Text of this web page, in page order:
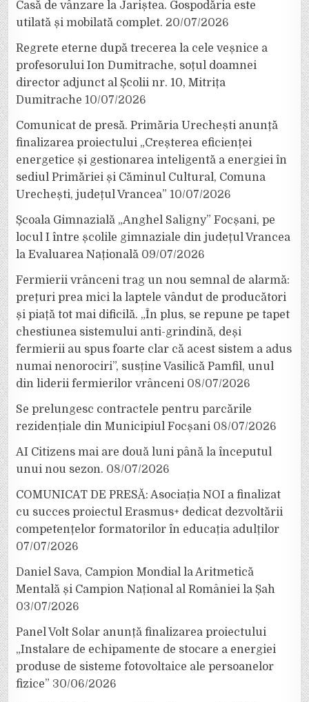
Casă de vânzare la Jariștea. Gospodăria este
utilată și mobilată complet. 20/07/2026
Regrete eterne după trecerea la cele veșnice a
profesorului Ion Dumitrache, soțul doamnei
director adjunct al Școlii nr. 10, Mitrița
Dumitrache 10/07/2026
Comunicat de presă. Primăria Urechești anunță
finalizarea proiectului „Creșterea eficienței
energetice și gestionarea inteligentă a energiei în
sediul Primăriei și Căminul Cultural, Comuna
Urechești, județul Vrancea” 10/07/2026
Școala Gimnazială „Anghel Saligny” Focșani, pe
locul I între școlile gimnaziale din județul Vrancea
la Evaluarea Națională 09/07/2026
Fermierii vrânceni trag un nou semnal de alarmă:
prețuri prea mici la laptele vândut de producători
și piață tot mai dificilă. „În plus, se repune pe tapet
chestiunea sistemului anti-grindină, deși
fermierii au spus foarte clar că acest sistem a adus
numai nenorociri”, susține Vasilică Pamfil, unul
din liderii fermierilor vrânceni 08/07/2026
Se prelungesc contractele pentru parcările
rezidențiale din Municipiul Focșani 08/07/2026
AI Citizens mai are două luni până la începutul
unui nou sezon. 08/07/2026
COMUNICAT DE PRESĂ: Asociația NOI a finalizat
cu succes proiectul Erasmus+ dedicat dezvoltării
competențelor formatorilor în educația adulților
07/07/2026
Daniel Sava, Campion Mondial la Aritmetică
Mentală și Campion Național al României la Șah
03/07/2026
Panel Volt Solar anunță finalizarea proiectului
„Instalare de echipamente de stocare a energiei
produse de sisteme fotovoltaice ale persoanelor
fizice” 30/06/2026